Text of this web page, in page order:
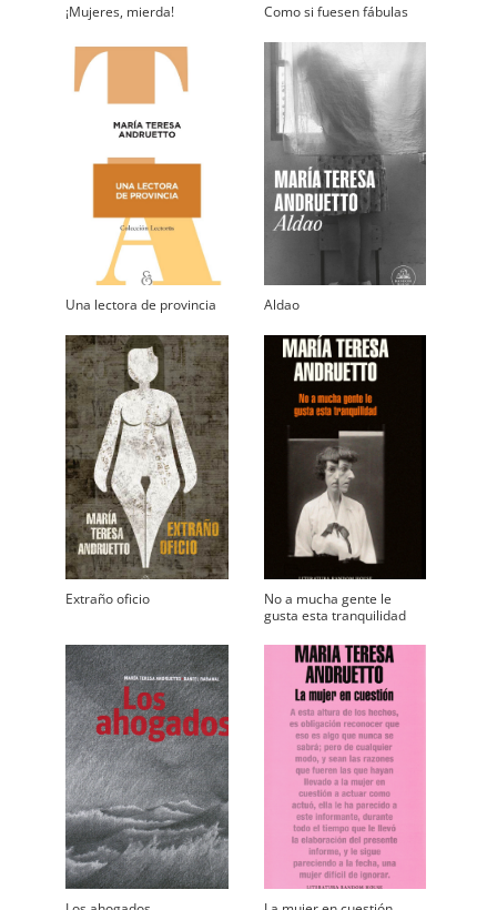
¡Mujeres, mierda! Como si fuesen fábulas
Una lectora de provincia Aldao
Extraño oficio
No a mucha gente le
gusta esta tranquilidad